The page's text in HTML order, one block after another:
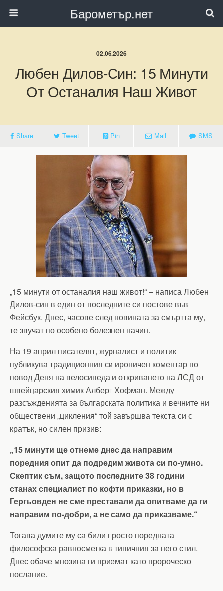
Барометър.нет
02.06.2026
Любен Дилов-Син: 15 Минути
От Останалия Наш Живот
Share Tweet Pin Mail SMS
„15 минути от останалия наш живот!“ – написа Любен
Дилов-син в един от последните си постове във
Фейсбук. Днес, часове след новината за смъртта му,
те звучат по особено болезнен начин.
На 19 април писателят, журналист и политик
публикува традиционния си ироничен коментар по
повод Деня на велосипеда и откриването на ЛСД от
швейцарския химик Алберт Хофман. Между
разсъжденията за българската политика и вечните ни
обществени „цикления“ той завършва текста си с
кратък, но силен призив:
„15 минути ще отнеме днес да направим
поредния опит да подредим живота си по-умно.
Скептик съм, защото последните 38 години
станах специалист по кофти приказки, но в
Гергьовден не сме преставали да опитваме да ги
направим по-добри, а не само да приказваме.“
Тогава думите му са били просто поредната
философска равносметка в типичния за него стил.
Днес обаче мнозина ги приемат като пророческо
послание.